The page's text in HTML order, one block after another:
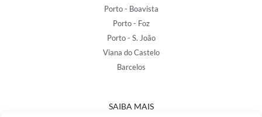
Porto - Boavista
Porto - Foz
Porto - S. João
Viana do Castelo
Barcelos
SAIBA MAIS